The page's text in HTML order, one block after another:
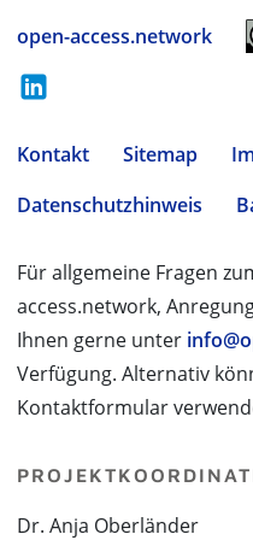
open-access.network
Kontakt Sitemap
Datenschutzhinweis
Für allgemeine Fragen
access.network,
Ihnen gerne unter
Verfügung. Alternativ
Kontaktformular
Dr. Anja Oberländer